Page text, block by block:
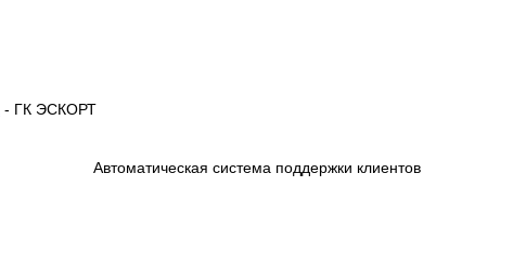
- ГК ЭСКОРТ
Автоматическая система поддержки клиентов